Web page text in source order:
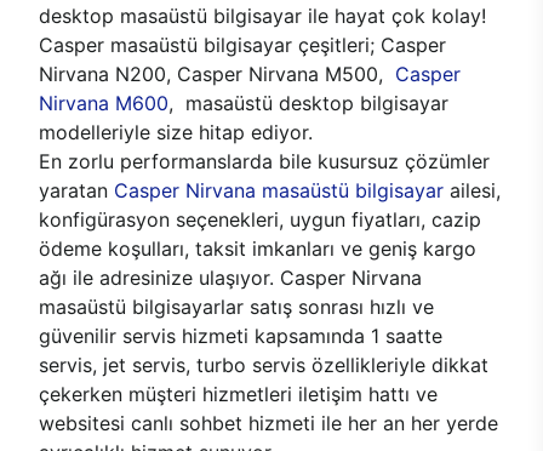
desktop masaüstü bilgisayar ile hayat çok kolay!
Casper masaüstü bilgisayar çeşitleri; Casper
Nirvana N200, Casper Nirvana M500, Casper
Nirvana M600, masaüstü desktop bilgisayar
modelleriyle size hitap ediyor.
En zorlu performanslarda bile kusursuz çözümler
yaratan Casper Nirvana masaüstü bilgisayar ailesi,
konfigürasyon seçenekleri, uygun fiyatları, cazip
ödeme koşulları, taksit imkanları ve geniş kargo
ağı ile adresinize ulaşıyor. Casper Nirvana
masaüstü bilgisayarlar satış sonrası hızlı ve
güvenilir servis hizmeti kapsamında 1 saatte
servis, jet servis, turbo servis özellikleriyle dikkat
çekerken müşteri hizmetleri iletişim hattı ve
websitesi canlı sohbet hizmeti ile her an her yerde